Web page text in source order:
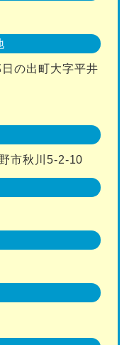
の出町大字平井
市秋川5-2-10